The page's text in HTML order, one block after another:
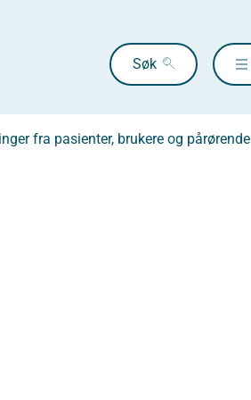
Søk
fra pasienter, brukere og pårørende